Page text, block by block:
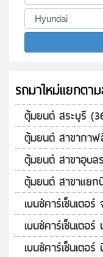
รถมาใหม่แยกตา
ตุ้มยนต์ สระบุรี
ตุ้มยนต์ สาขากา
ตุ้มยนต์ สาขาอุบล
ตุ้มยนต์ สาขาแย
เบนซ์คาร์เซ็นเตอ
เบนซ์คาร์เซ็นเตอ
เบนซ์คาร์เซ็นเตอ